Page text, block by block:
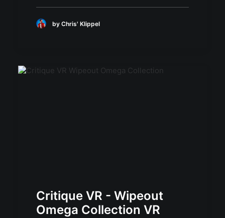
by Chris' Klippel
Critique VR - Wipeout
Omega Collection VR